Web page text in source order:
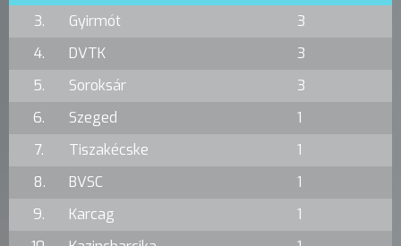
3.
Gyirmót
3
4.
DVTK
3
5.
Soroksár
3
6.
Szeged
1
7.
Tiszakécske
1
8.
BVSC
1
9.
Karcag
1